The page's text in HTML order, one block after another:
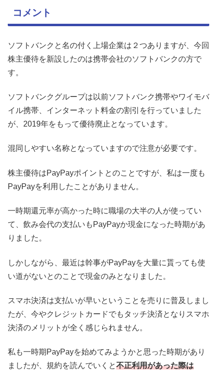
コメント
ソフトバンクと名の付く上場企業は２つありますが、今回
株主優待を新設したのは携帯会社のソフトバンクの方で
す。
ソフトバンクグループは以前ソフトバンク携帯やワイモバ
イル携帯、インターネット料金の割引を行っていました
が、2019年をもって優待廃止となっています。
混同しやすい名称となっていますので注意が必要です。
株主優待はPayPayポイントとのことですが、私は一度も
PayPayを利用したことがありません。
一時期還元率が高かった時に職場の大半の人が使ってい
て、飲み会代の支払いもPayPayか現金になった時期があ
りました。
しかしながら、最近は幹事がPayPayを大量に貰っても使
い道がないとのことで現金のみとなりました。
スマホ決済は支払いが早いということを売りに普及しまし
たが、今やクレジットカードでもタッチ決済となりスマホ
決済のメリットが全く感じられません。
私も一時期PayPayを始めてみようかと思った時期があり
ましたが、規約を読んでいくと不正利用があった際は